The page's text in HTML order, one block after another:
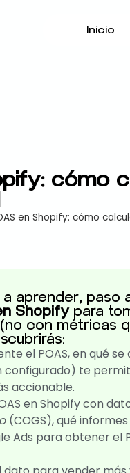
Inicio
cómo
en Shopify: cómo
a aprender, paso
Shopifypara
con métricas
el POAS, en qué
configurado) te
accionable.
en Shopify con
(COGS), qué
Ads para obtener el